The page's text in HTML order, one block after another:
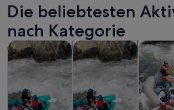
Die beliebtesten
nach Kategorie
Schiffs- und BootstourenWird in
Touren und